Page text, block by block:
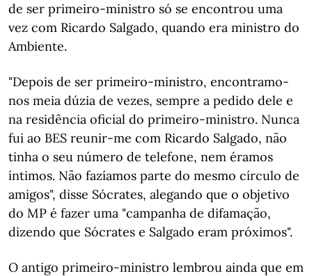
de ser primeiro-ministro só se encontrou uma
vez com Ricardo Salgado, quando era ministro do
Ambiente.
"Depois de ser primeiro-ministro, encontramo-
nos meia dúzia de vezes, sempre a pedido dele e
na residência oficial do primeiro-ministro. Nunca
fui ao BES reunir-me com Ricardo Salgado, não
tinha o seu número de telefone, nem éramos
íntimos. Não fazíamos parte do mesmo círculo de
amigos", disse Sócrates, alegando que o objetivo
do MP é fazer uma "campanha de difamação,
dizendo que Sócrates e Salgado eram próximos".
O antigo primeiro-ministro lembrou ainda que em